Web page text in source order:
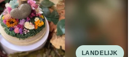
LANDELIJK